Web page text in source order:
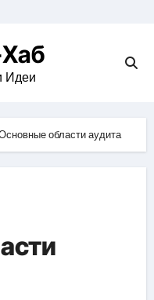
Идеи
области аудита